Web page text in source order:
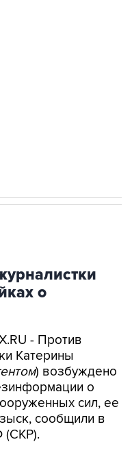
о
- Против
Катерины
) возбуждено
о
сил, ее
сообщили в
(СКР).